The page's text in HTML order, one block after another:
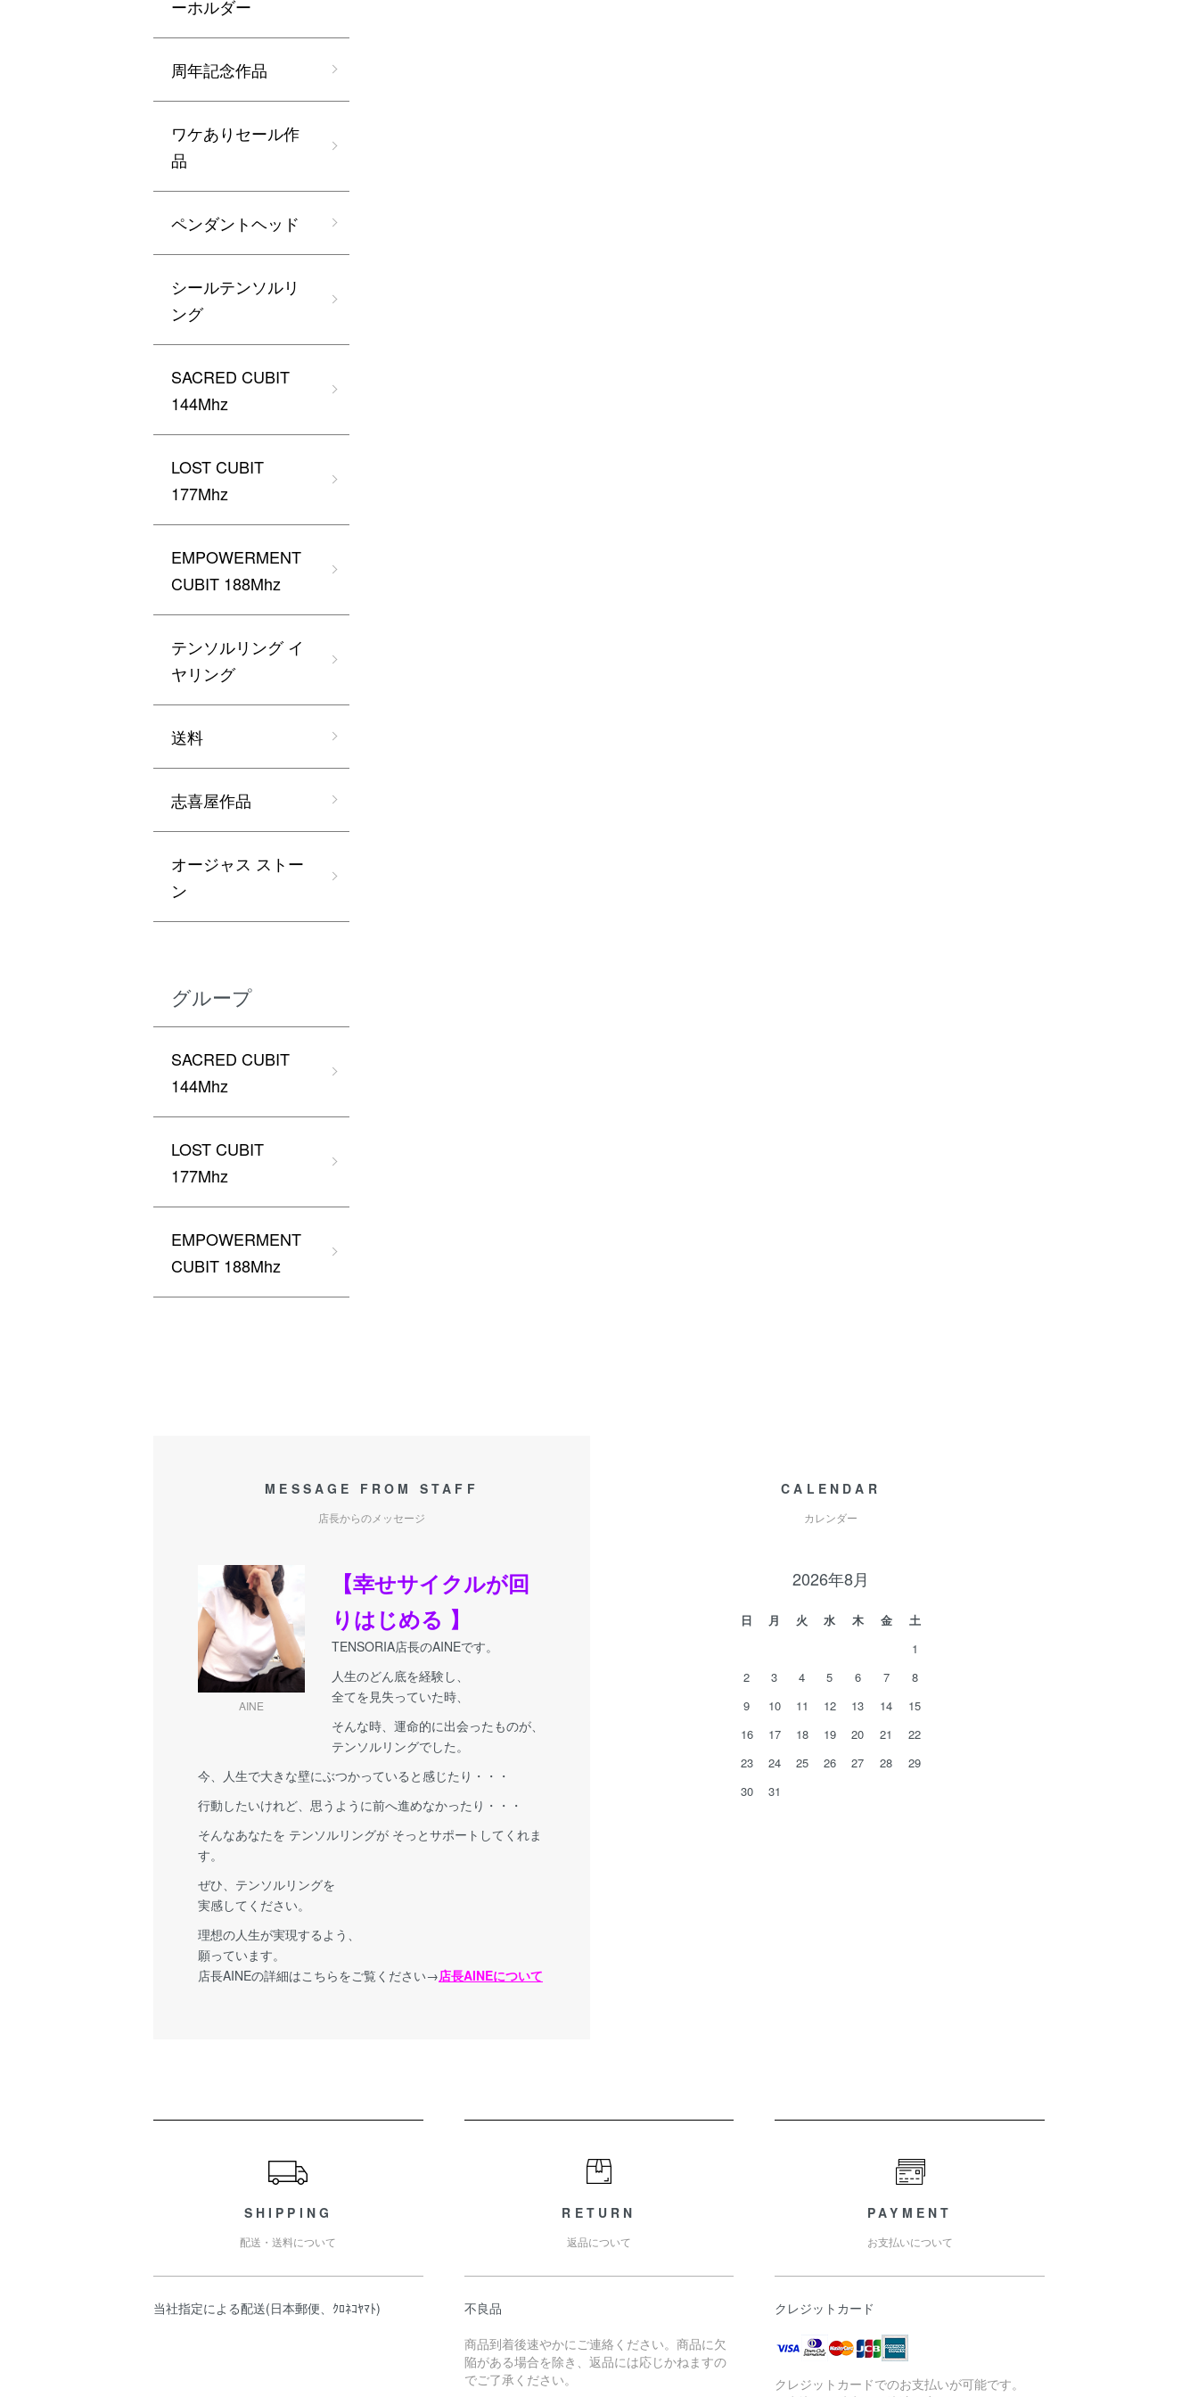
ーホルダー
周年記念作品
ワケありセール作
品
ペンダントヘッド
シールテンソルリ
ング
SACRED CUBIT
144Mhz
LOST CUBIT
177Mhz
EMPOWERMENT
CUBIT 188Mhz
テンソルリング イ
ヤリング
送料
志喜屋作品
オージャス ストー
ン
グループ
SACRED CUBIT
144Mhz
LOST CUBIT
177Mhz
EMPOWERMENT
CUBIT 188Mhz
MESSAGE FROM STAFF
店長からのメッセージ
AINE
【幸せサイクルが回
りはじめる 】
TENSORIA店長のAINEです。
人生のどん底を経験し、
全てを見失っていた時、
そんな時、運命的に出会ったものが、
テンソルリングでした。
今、人生で大きな壁にぶつかっていると感じたり・・・
行動したいけれど、思うように前へ進めなかったり・・・
そんなあなたを テンソルリングが そっとサポートしてくれま
す。
ぜひ、テンソルリングを
実感してください。
理想の人生が実現するよう、
願っています。
店長AINEの詳細はこちらをご覧ください→店長AINEについて
CALENDAR
カレンダー
2026年8月
日 月 火 水 木 金
土
1
2
3 4 5 6 7
8
9
10 11 12 13 14
15
16
17 18 19 20 21
22
23
24 25 26 27 28
29
30
31
SHIPPING
配送・送料について
当社指定による配送(日本郵便、ｸﾛﾈｺﾔﾏﾄ)
RETURN
返品について
不良品
商品到着後速やかにご連絡ください。商品に欠
陥がある場合を除き、返品には応じかねますの
でご了承ください。
PAYMENT
お支払いについて
クレジットカード
クレジットカードでのお支払いが可能です。